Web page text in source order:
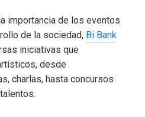
importancia de los eventos
de la sociedad, Bi Bank
iniciativas que
desde
charlas, hasta concursos